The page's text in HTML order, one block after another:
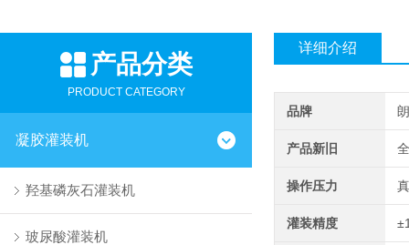
产品分类
PRODUCT CATEGORY
凝胶灌装机
羟基磷灰石灌装机
玻尿酸灌装机
详细介绍
品牌
产品新旧
操作压力
灌装精度